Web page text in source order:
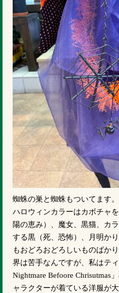
蜘蛛の巣と蜘蛛もついてます。
ハロウィンカラーはカボチャ
陽の恵み）、魔女、黒猫、カ
する黒（死、恐怖）、月明か
もおどろおどろしいものばか
界は苦手なんですが、私はテ
Nightmare Befoore Chrisutmas
ャラクターが着ている洋服が大